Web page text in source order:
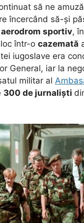
să ne
încercând să-și
aerodrom sportiv,
într-o cazemată
iugoslave era
General, iar la
militar al
300 de jurnaliști